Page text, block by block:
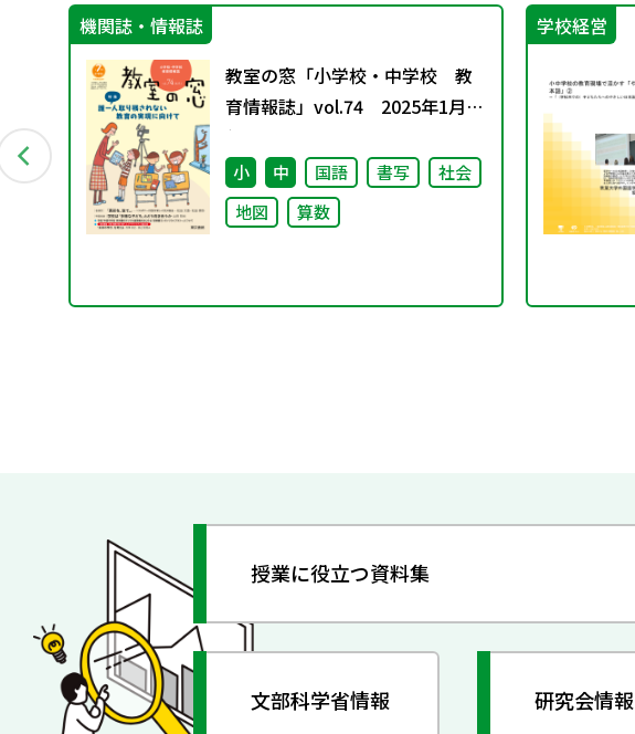
機関誌・情報誌
教室の窓「小学校・中学校 教
育情報誌」vol.74 2025年1月発
行
小 中 国語 書写
社会
地図
算数
学校経営
授業に役立つ資料集
文部科学省情報 研究会情報